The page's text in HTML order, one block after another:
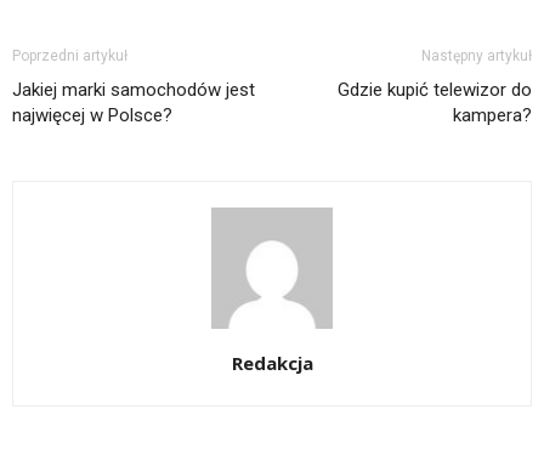
Poprzedni artykuł
Jakiej marki samochodów jest
najwięcej w Polsce?
Następny artykuł
Gdzie kupić telewizor do
kampera?
Redakcja